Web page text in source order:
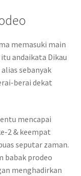
memasuki main
andaikata Dikau
sebanyak
berai dekat
mencapai
2 & keempat
seputar zaman.
babak prodeo
menghadirkan